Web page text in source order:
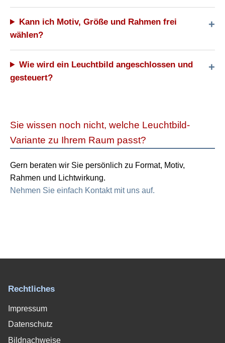
Kann ich Motiv, Größe und Rahmen frei
wählen?
Wie wird ein Leuchtbild angeschlossen und
gesteuert?
Sie wissen noch nicht, welche Leuchtbild-
Variante zu Ihrem Raum passt?
Gern beraten wir Sie persönlich zu Format, Motiv,
Rahmen und Lichtwirkung.
Nehmen Sie einfach Kontakt mit uns auf.
Rechtliches
Impressum
Datenschutz
Bildnachweise